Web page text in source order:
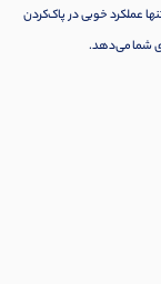
عملکرد خوبی در پاک‌کردن
شما می‌دهد.